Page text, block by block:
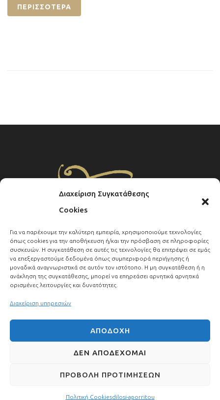
Διαχείριση Συγκατάθεσης
Cookies
Για να παρέχουμε την καλύτερη εμπειρία, χρησιμοποιούμε τεχνολογίες
όπως cookies για την αποθήκευση ή/και την πρόσβαση σε πληροφορίες
συσκευών. Η συγκατάθεση σε αυτές τις τεχνολογίες θα επιτρέψει σε εμάς
να επεξεργαστούμε δεδομένα όπως συμπεριφορά περιήγησης ή
μοναδικά αναγνωριστικά σε αυτόν τον ιστότοπο. Η μη συγκατάθεση ή η
ανάκληση της συγκατάθεσης, μπορεί να επηρεάσει αρνητικά αρνητικά
ορισμένες λειτουργίες και δυνατότητες.
Διαχείριση υπηρεσιών
ΑΠΟΔΟΧΉ
ΔΕΝ ΑΠΟΔΈΧΟΜΑΙ
ΠΡΟΒΟΛΉ ΠΡΟΤΙΜΉΣΕΩΝ
Πολιτική Cookiesdilosi-aporritou
ΠΕΡΙΣΣΌΤΕΡΑ
Copyright ©2022 Filoxenia Κτημα Catering. All rights reserved.
Design & development :
Open web & more